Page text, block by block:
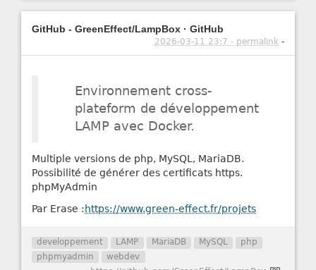
GitHub - GreenEffect/LampBox · GitHub
2026-03-11 23:7 - permalink -
Environnement cross-
plateform de développement
LAMP avec Docker.
Multiple versions de php, MySQL, MariaDB.
Possibilité de générer des certificats https.
phpMyAdmin
Par Erase : https://www.green-effect.fr/projets
developpement LAMP MariaDB MySQL
php
phpmyadmin
webdev